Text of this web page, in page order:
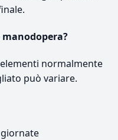
normalmente
può variare.